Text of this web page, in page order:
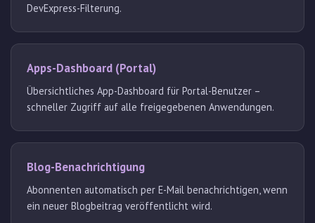
DevExpress-Filterung.
Apps-Dashboard (Portal)
Übersichtliches App-Dashboard für Portal-Benutzer –
schneller Zugriff auf alle freigegebenen Anwendungen.
Blog-Benachrichtigung
Abonnenten automatisch per E-Mail benachrichtigen, wenn
ein neuer Blogbeitrag veröffentlicht wird.